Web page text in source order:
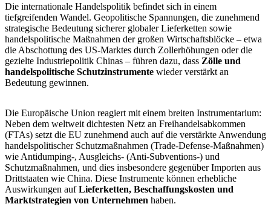
Die internationale Handelspolitik befindet sich in einem
tiefgreifenden Wandel. Geopolitische Spannungen, die zunehmend
strategische Bedeutung sicherer globaler Lieferketten sowie
handelspolitische Maßnahmen der großen Wirtschaftsblöcke – etwa
die Abschottung des US‑Marktes durch Zollerhöhungen oder die
gezielte Industriepolitik Chinas – führen dazu, dass Zölle und
handelspolitische Schutzinstrumente wieder verstärkt an
Bedeutung gewinnen.
Die Europäische Union reagiert mit einem breiten Instrumentarium:
Neben dem weltweit dichtesten Netz an Freihandelsabkommen
(FTAs) setzt die EU zunehmend auch auf die verstärkte Anwendung
handelspolitischer Schutzmaßnahmen (Trade-Defense-Maßnahmen)
wie Antidumping‑, Ausgleichs- (Anti‑Subventions‑) und
Schutzmaßnahmen, und dies insbesondere gegenüber Importen aus
Drittstaaten wie China. Diese Instrumente können erhebliche
Auswirkungen aufLieferketten, Beschaffungskosten und
Marktstrategien von Unternehmen haben.